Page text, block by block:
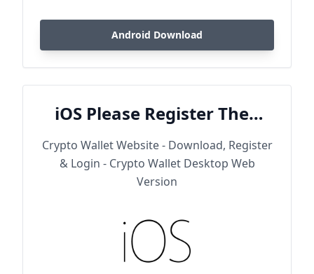
Android Download
iOS Please Register Then
Download
Crypto Wallet Website - Download, Register
& Login - Crypto Wallet Desktop Web
Version